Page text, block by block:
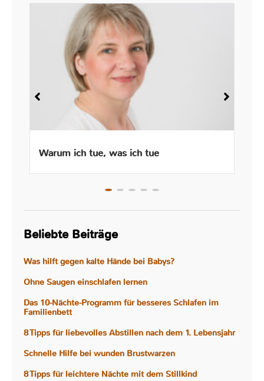
Warum ich tue, was ich tue
Beliebte Beiträge
Was hilft gegen kalte Hände bei Babys?
Ohne Saugen einschlafen lernen
Das 10-Nächte-Programm für besseres Schlafen im
Familienbett
8 Tipps für liebevolles Abstillen nach dem 1. Lebensjahr
Schnelle Hilfe bei wunden Brustwarzen
8 Tipps für leichtere Nächte mit dem Stillkind